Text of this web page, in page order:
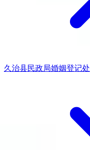
久治县民政局婚姻登记处